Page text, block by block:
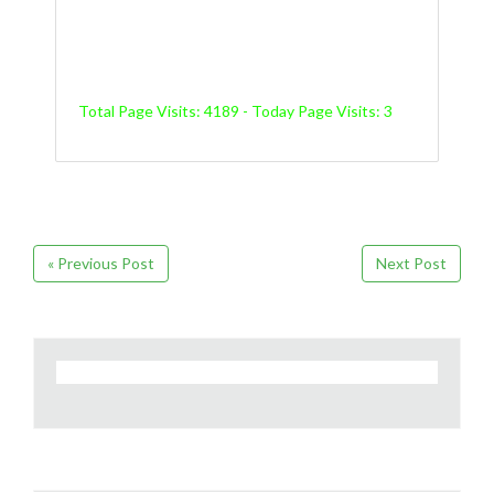
Total Page Visits: 4189 - Today Page Visits: 3
« Previous Post Next Post